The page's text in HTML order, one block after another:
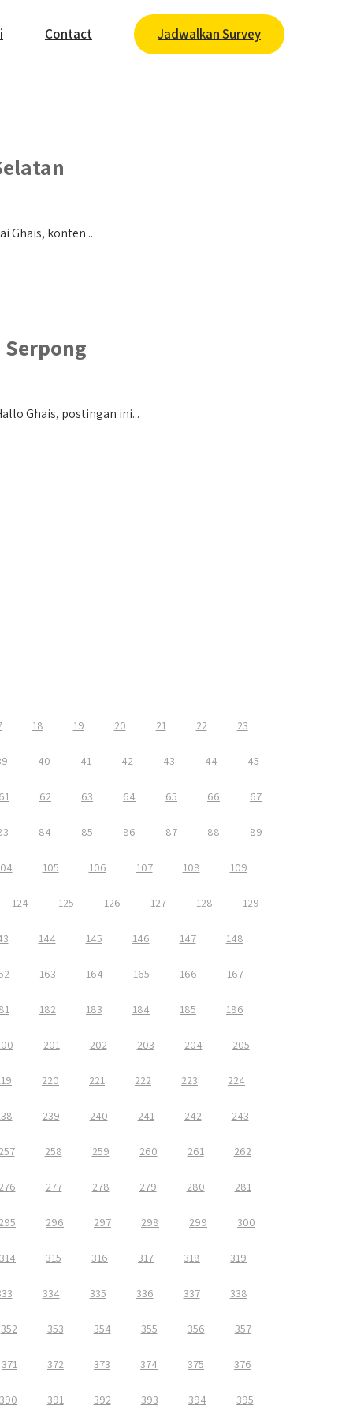
Contact Jadwalkan Survey
Ghais, konten...
Ghais, postingan ini...
18 19 20 21 22 23
40 41 42 43 44 45
62 63 64 65 66 67
84 85 86 87 88 89
105 106 107 108 109
124 125 126 127 128 129
144 145 146 147 148
163 164 165 166 167
182 183 184 185 186
201 202 203 204 205
220 221 222 223 224
239 240 241 242 243
258 259 260 261 262
277 278 279 280 281
296 297 298 299 300
314 315 316 317 318 319
334 335 336 337 338
352 353 354 355 356 357
371 372 373 374 375 376
391 392 393 394 395